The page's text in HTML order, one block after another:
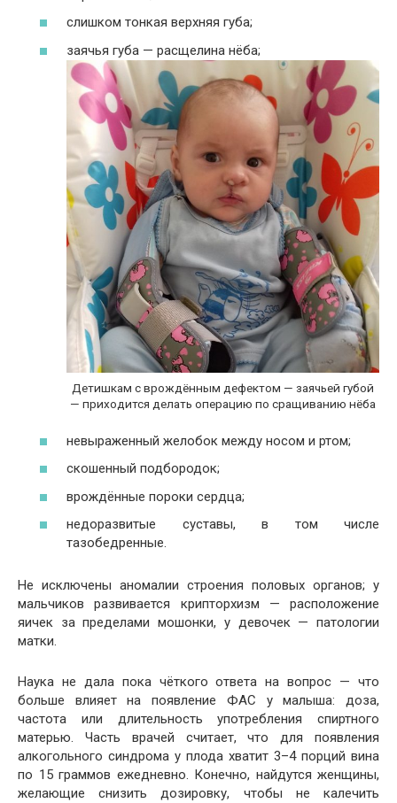
слишком тонкая верхняя губа;
заячья губа — расщелина нёба;
Детишкам с врождённым дефектом — заячьей губой
— приходится делать операцию по сращиванию нёба
невыраженный желобок между носом и ртом;
скошенный подбородок;
врождённые пороки сердца;
недоразвитые суставы, в том числе
тазобедренные.
Не исключены аномалии строения половых органов; у
мальчиков развивается крипторхизм — расположение
яичек за пределами мошонки, у девочек — патологии
матки.
Наука не дала пока чёткого ответа на вопрос — что
больше влияет на появление ФАС у малыша: доза,
частота или длительность употребления спиртного
матерью. Часть врачей считает, что для появления
алкогольного синдрома у плода хватит 3–4 порций вина
по 15 граммов ежедневно. Конечно, найдутся женщины,
желающие снизить дозировку, чтобы не калечить